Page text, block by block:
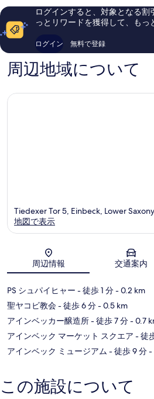
ミ
件
件
コ
ミ
ログインすると、対象となる
っとリワードを獲得して、もっ
ログイン 無料で登録
周辺地域について
地図
Tiedexer Tor 5, Einbeck, Lower
地図で表示
周辺情報 交通案内
PS シュパイヒャー - 徒歩 1 分- 0.2 km
聖ヤコビ教会- 徒歩 6 分- 0.5 km
アインベッカー醸造所- 徒歩 7 分- 0.7
アインベック マーケット スクエア - 徒
アインベック ミュージアム - 徒歩 9 分-
この施設について